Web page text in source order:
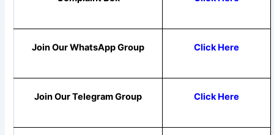
Join Our WhatsApp Group Click Here
Join Our Telegram Group Click Here